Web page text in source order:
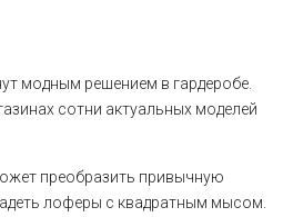
модным решением в гардеробе.
сотни актуальных моделей
преобразить привычную
лоферы с квадратным мысом.